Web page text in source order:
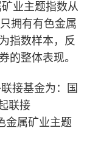
业主题指数从
拥有有色金属
指数样本，反
的整体表现。
接基金为：国
联接
金属矿业主题